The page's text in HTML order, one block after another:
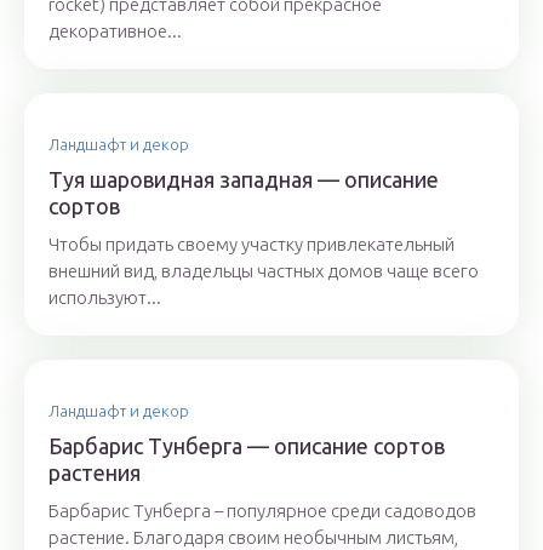
rocket) представляет собой прекрасное
декоративное...
Ландшафт и декор
Туя шаровидная западная — описание
сортов
Чтобы придать своему участку привлекательный
внешний вид, владельцы частных домов чаще всего
используют...
Ландшафт и декор
Барбарис Тунберга — описание сортов
растения
Барбарис Тунберга – популярное среди садоводов
растение. Благодаря своим необычным листьям,